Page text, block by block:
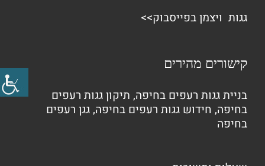
גגות ויצמן בפייסבוק>>
קישורים מהירים
בניית גגות רעפים בחיפה, תיקון גגות רעפים
בחיפה, חידוש גגות רעפים בחיפה,גגן רעפים
בחיפה